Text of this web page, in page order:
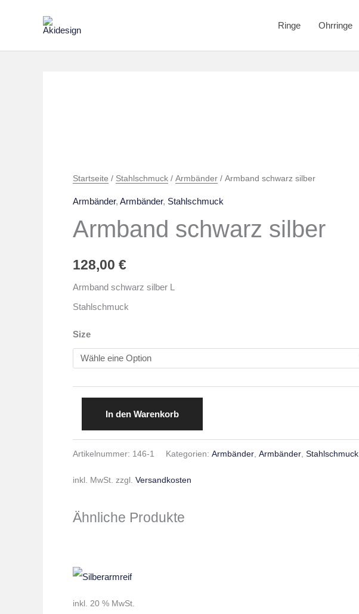
springen
Ringe Ohrringe
Startseite / Stahlschmuck / Armbänder / Armband schwarz silber
Armbänder, Armbänder, Stahlschmuck
Armband schwarz silber
128,00 €
Armband schwarz silber L
Stahlschmuck
Size
In den Warenkorb
Artikelnummer: 146-1 Kategorien: Armbänder, Armbänder, Stahlschmuck
inkl. MwSt. zzgl. Versandkosten
Ähnliche Produkte
inkl. 20 % MwSt.